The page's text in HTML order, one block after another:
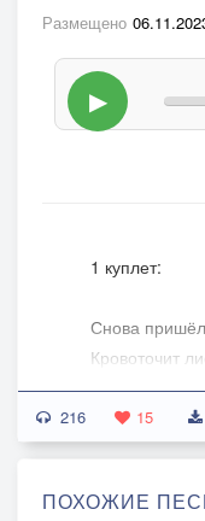
Размещено
▶
1 куплет:
Снова
Кровоточит
Мне пару
Я эту роль
У любви
216 15
ПОХОЖИЕ